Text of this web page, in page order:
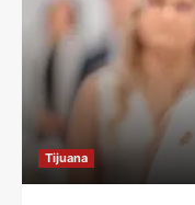
Tijuana